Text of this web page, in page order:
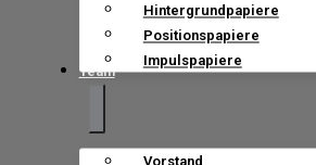
Hintergrundpapiere
Positionspapiere
Impulspapiere
Team
Vorstand